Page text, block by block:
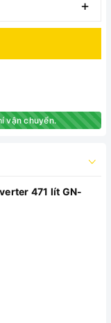
+
vận chuyển.
471 lít GN-